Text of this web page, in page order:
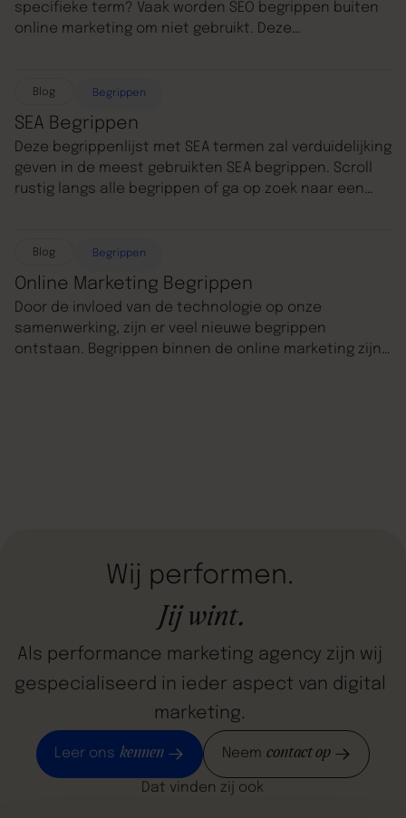
specifieke term? Vaak worden SEO begrippen buiten
online marketing om niet gebruikt. Deze
Blog Begrippen
SEA Begrippen
Deze begrippenlijst met SEA termen zal verduidelijking
geven in de meest gebruikten SEA begrippen. Scroll
rustig langs alle begrippen of ga op zoek naar een
Blog Begrippen
Online Marketing Begrippen
Door de invloed van de technologie op onze
samenwerking, zijn er veel nieuwe begrippen
ontstaan. Begrippen binnen de online marketing zijn
Wij performen.
Jij wint.
Als performance marketing agency zijn wij
gespecialiseerd in ieder aspect van digital
marketing.
Leer ons kennen Neem contact op
Dat vinden zij ook